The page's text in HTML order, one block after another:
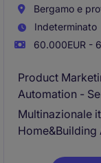
Bergamo e
Indeterminato
60.000EUR -
Product
Automation -
Multinazionale